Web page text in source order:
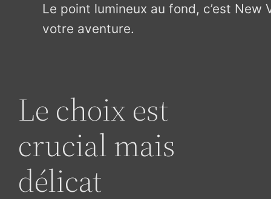
Le point lumineux au fond, c’est New
votre aventure.
Le choix est
crucial mais
délicat